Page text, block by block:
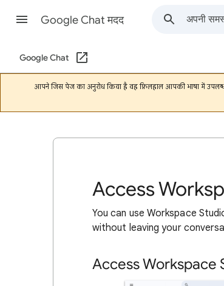
Google Chat मदद
Google Chat
आपने जिस पेज का अनुरोध किया है वह फ़िलहाल आपकी भाषा में
Access
You can use Workspace
without leaving your
Access Workspace